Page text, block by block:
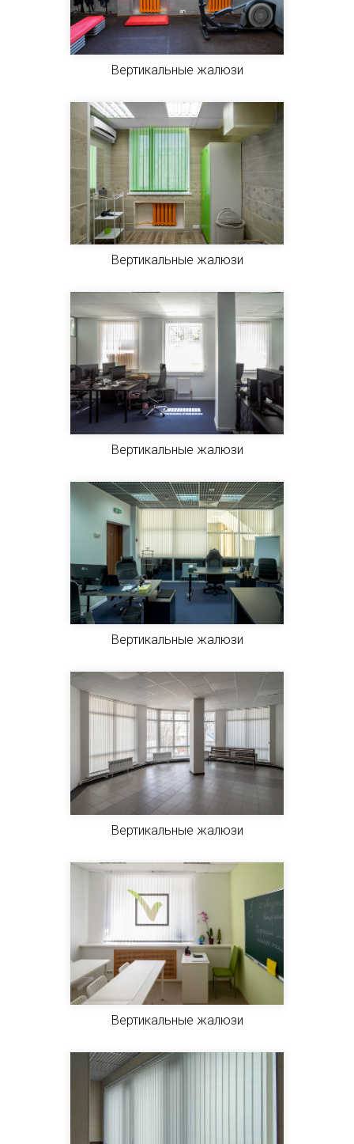
Вертикальные жалюзи
Вертикальные жалюзи
Вертикальные жалюзи
Вертикальные жалюзи
Вертикальные жалюзи
Вертикальные жалюзи